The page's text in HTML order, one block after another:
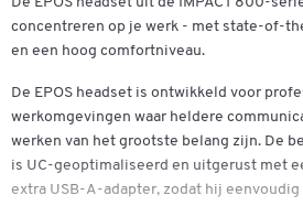
concentreren op je werk - met state-of-
en een hoog comfortniveau.
De EPOS headset is ontwikkeld voor
werkomgevingen waar heldere
werken van het grootste belang zijn. De
is UC-geoptimaliseerd en uitgerust met
extra USB-A-adapter, zodat hij
Dubbelklik om in te